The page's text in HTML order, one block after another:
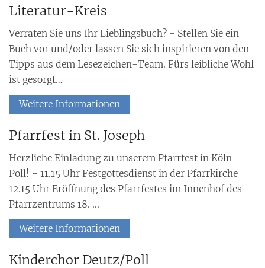
Literatur-Kreis
Verraten Sie uns Ihr Lieblingsbuch? - Stellen Sie ein
Buch vor und/oder lassen Sie sich inspirieren von den
Tipps aus dem Lesezeichen-Team. Fürs leibliche Wohl
ist gesorgt…
Weitere Informationen
Pfarrfest in St. Joseph
Herzliche Einladung zu unserem Pfarrfest in Köln-
Poll! - 11.15 Uhr Festgottesdienst in der Pfarrkirche
12.15 Uhr Eröffnung des Pfarrfestes im Innenhof des
Pfarrzentrums 18. ...
Weitere Informationen
Kinderchor Deutz/Poll